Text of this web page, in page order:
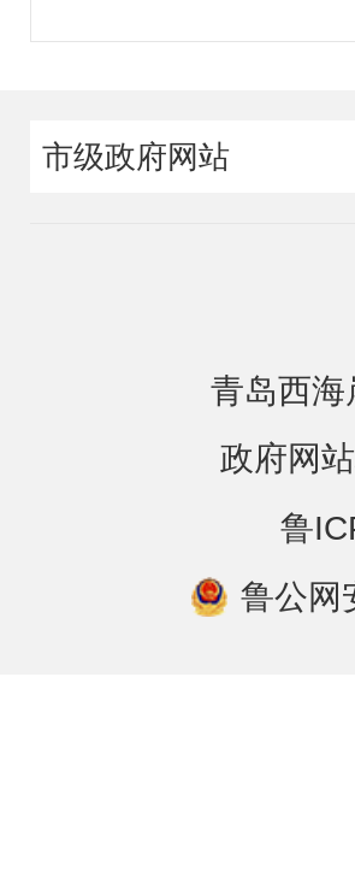
市级政府网站
青岛西
政府网
鲁
鲁公网